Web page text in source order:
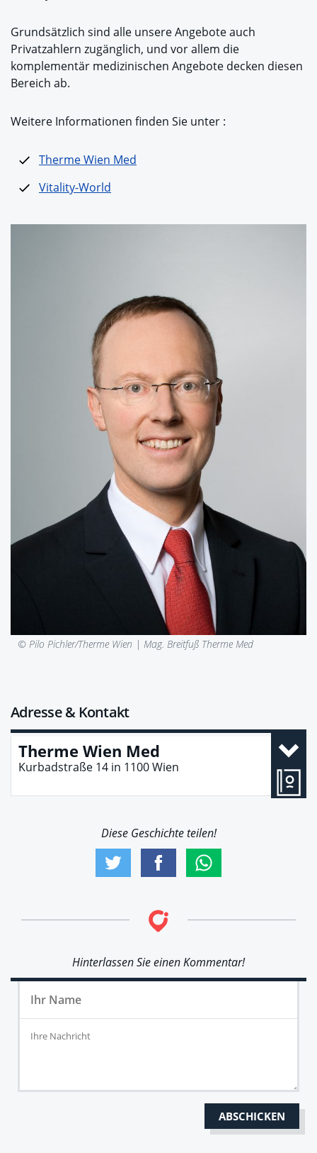
Grundsätzlich sind alle unsere Angebote auch
Privatzahlern zugänglich, und vor allem die
komplementär medizinischen Angebote decken diesen
Bereich ab.
Weitere Informationen finden Sie unter :
Therme Wien Med
Vitality-World
© Pilo Pichler/Therme Wien | Mag. Breitfuß Therme Med
Adresse & Kontakt
Therme Wien Med
Kurbadstraße 14 in 1100Wien
Diese Geschichte teilen!
Hinterlassen Sie einen Kommentar!